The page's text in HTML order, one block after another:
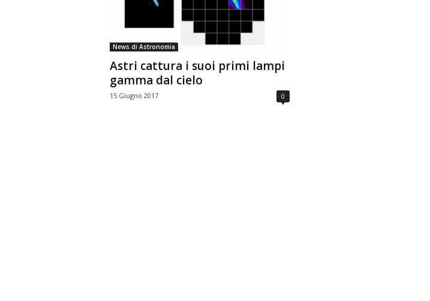
n
a
News di Astronomia
Astri cattura i suoi primi lampi
gamma dal cielo
15 Giugno 2017 0